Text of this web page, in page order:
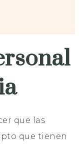
que las
que tienen